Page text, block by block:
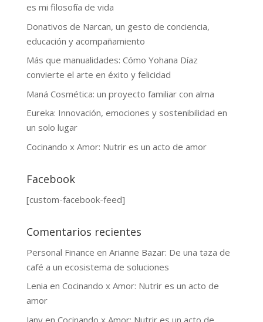
es mi filosofía de vida
Donativos de Narcan, un gesto de conciencia,
educación y acompañamiento
Más que manualidades: Cómo Yohana Díaz
convierte el arte en éxito y felicidad
Maná Cosmética: un proyecto familiar con alma
Eureka: Innovación, emociones y sostenibilidad en
un solo lugar
Cocinando x Amor: Nutrir es un acto de amor
Facebook
[custom-facebook-feed]
Comentarios recientes
Personal Finance en Arianne Bazar: De una taza de
café a un ecosistema de soluciones
Lenia en Cocinando x Amor: Nutrir es un acto de
amor
Janyen Cocinando x Amor: Nutrir es un acto de